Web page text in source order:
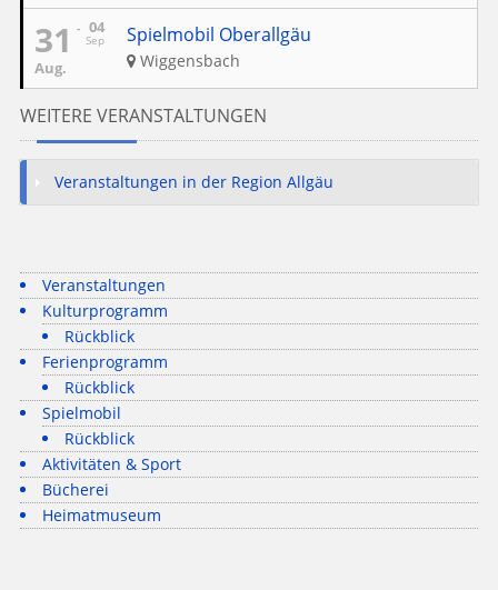
04
Sep
31
Aug.
Spielmobil Oberallgäu
Wiggensbach
WEITERE VERANSTALTUNGEN
Veranstaltungen in der Region Allgäu
Veranstaltungen
Kulturprogramm
Rückblick
Ferienprogramm
Rückblick
Spielmobil
Rückblick
Aktivitäten & Sport
Bücherei
Heimatmuseum